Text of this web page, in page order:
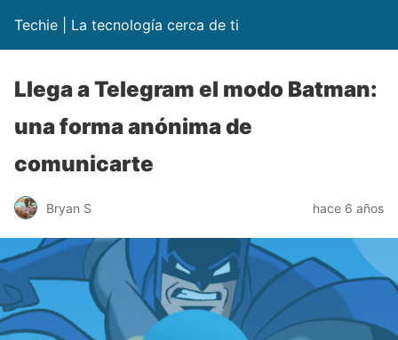
Techie | La tecnología cerca de ti
Llega a Telegram el modo Batman:
una forma anónima de
comunicarte
Bryan S hace 6 años